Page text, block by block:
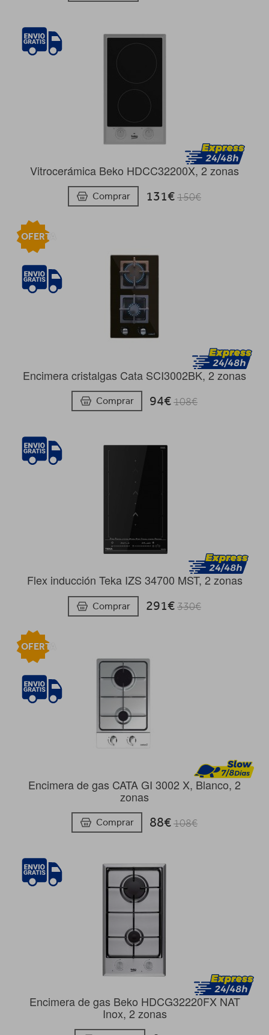
Vitrocerámica Beko HDCC32200X, 2 zonas
Comprar 131€150€
Encimera cristalgas Cata SCI3002BK, 2 zonas
Comprar 94€108€
OFERTA
Flex inducción Teka IZS 34700 MST, 2 zonas
Comprar 291€330€
Encimera de gas CATA GI 3002 X, Blanco, 2
zonas
Comprar 88€108€
OFERTA
Encimera de gas Beko HDCG32220FX NAT
Inox, 2 zonas